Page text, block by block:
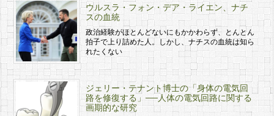
ウルスラ・フォン・デア・ライエン、ナチ
スの血統
政治経験がほとんどないにもかかわらず、とんとん
拍子で上り詰めた人。しかし、ナチスの血統は知ら
れたくない
ジェリー・テナント博士の「身体の電気回
路を修復する」──人体の電気回路に関する
画期的な研究